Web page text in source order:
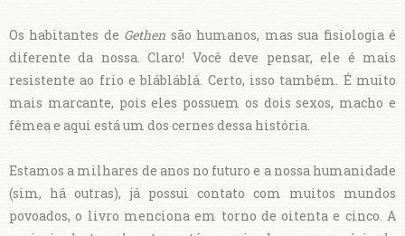
Os habitantes de Gethen são humanos, mas sua fisiologia é
diferente da nossa. Claro! Você deve pensar, ele é mais
resistente ao frio e blábláblá. Certo, isso também. É muito
mais marcante, pois eles possuem os dois sexos, macho e
fêmea e aqui está um dos cernes dessa história.
Estamos a milhares de anos no futuro e a nossa humanidade
(sim, há outras), já possui contato com muitos mundos
povoados, o livro menciona em torno de oitenta e cinco. A